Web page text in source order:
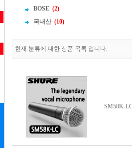
BOSE (2)
국내산 (10)
현재 분류에 대한 상품 목록 입니다.
SM58K-